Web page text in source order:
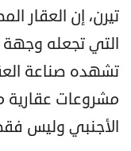
تيرن، إن العقار
التي تجعله وجهة
تشهده صناعة
مشروعات عقارية
الأجنبي وليس